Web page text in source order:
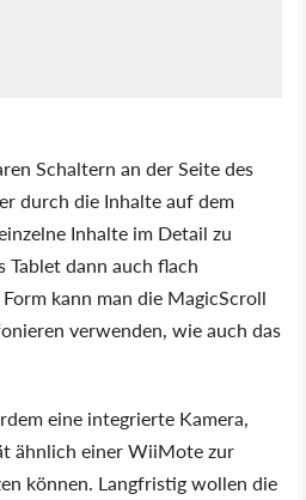
Schaltern an der Seite des
durch die Inhalte auf dem
Inhalte im Detail zu
Tablet dann auch flach
kann man die MagicScroll
verwenden, wie auch das
eine integrierte Kamera,
ähnlich einer WiiMote zur
können. Langfristig wollen die